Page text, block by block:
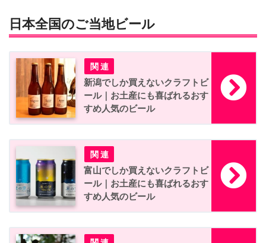
日本全国のご当地ビール
新潟でしか買えないクラフトビ
ール｜お土産にも喜ばれるおす
すめ人気のビール
富山でしか買えないクラフトビ
ール｜お土産にも喜ばれるおす
すめ人気のビール